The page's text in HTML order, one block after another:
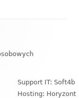
Support IT: Soft4b
Hosting: Horyzont